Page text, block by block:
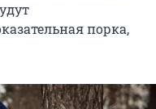
порка,